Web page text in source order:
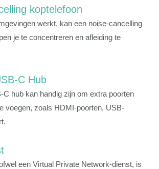
koptelefoon
werkt, kan een noise-cancelling
je te concentreren en afleiding te
C Hub
C hub kan handig zijn om extra poorten
voegen, zoals HDMI-poorten, USB-
een Virtual Private Network-dienst, is